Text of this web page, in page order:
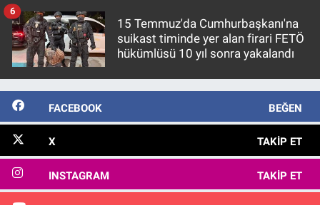
15 Temmuz'da Cumhurbaşkanı'na
suikast timinde yer alan firari FETÖ
hükümlüsü 10 yıl sonra yakalandı
6
FACEBOOK BEĞEN
X TAKIP ET
INSTAGRAM TAKIP ET